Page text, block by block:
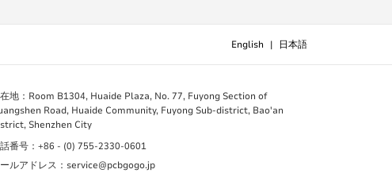
English | 日本語
地：Room B1304, Huaide Plaza, No. 77, Fuyong Section of
Road, Huaide Community, Fuyong Sub-district, Bao'an
Shenzhen City
番号：+86 - (0) 755-2330-0601
ルアドレス：service@pcbgogo.jp